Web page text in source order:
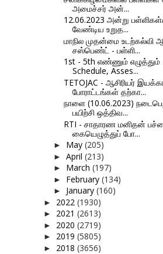
அமைச்சர் அன்...
12.06.2023 அன்று
வேண்டிய உறுத...
மாநில முதன்மை உடற்கல்வி
சஸ்பெண்ட் - பள்ளி...
1st - 5th எண்ணும் எழுத்தும்
Schedule, Asses...
TETOJAC - ஆசிரியர்
போராட்டங்கள் தற்கா...
நாளை (10.06.2023)
பயிற்சி ஒத்திவ...
RTI - சாதாரண மனிதன்
கையெழுத்துப் போ...
► May (205)
► April (213)
► March (197)
► February (134)
► January (160)
► 2022 (1930)
► 2021 (2613)
► 2020 (2719)
► 2019 (5805)
► 2018 (3656)